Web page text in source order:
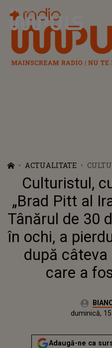
Radio Impuls
ACTUALITATE
Culturistul,
„Brad Pitt al
Tânărul de 30
în ochi, a
după
care a
Autor:
vineri, 27 februarie 2026Actualizat:
duminică,
Adaugă-ne ca